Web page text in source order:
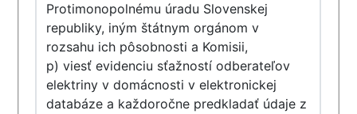
Protimonopolnému úradu Slovenskej
republiky, iným štátnym orgánom v
rozsahu ich pôsobnosti a Komisii,
p) viesť evidenciu sťažností odberateľov
elektriny v domácnosti v elektronickej
databáze a každoročne predkladať údaje z